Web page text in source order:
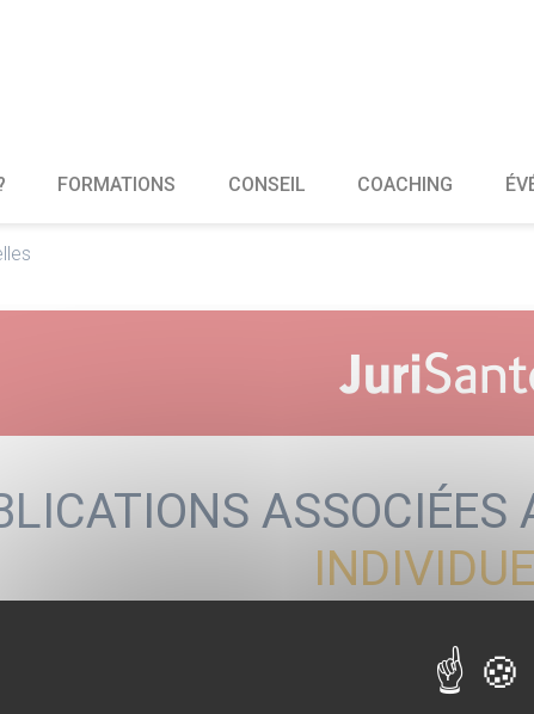
FORMATIONS CONSEIL COACHING
ASSOCIÉES